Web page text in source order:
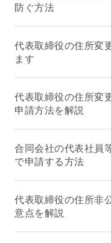
防ぐ方法
代表取締役の住所変
ます
代表取締役の住所変
申請方法を解説
合同会社の代表社員
で申請する方法
代表取締役の住所非
意点を解説